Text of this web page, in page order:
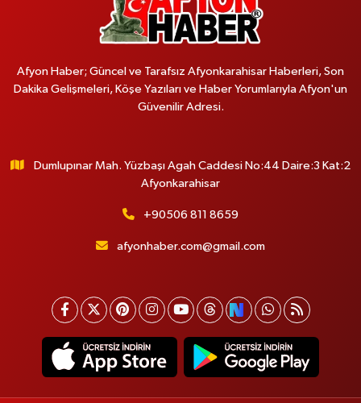
Afyon Haber; Güncel ve Tarafsız Afyonkarahisar Haberleri, Son
Dakika Gelişmeleri, Köşe Yazıları ve Haber Yorumlarıyla Afyon'un
Güvenilir Adresi.
Dumlupınar Mah. Yüzbaşı Agah Caddesi No:44 Daire:3 Kat:2
Afyonkarahisar
+90506 811 8659
afyonhaber.com@gmail.com